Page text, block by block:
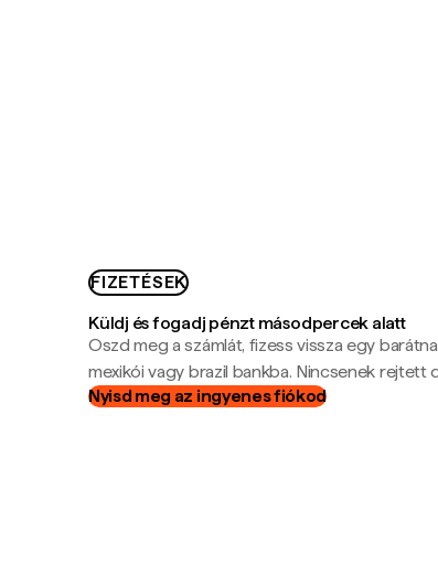
FIZETÉSEK
Küldj és fogadj pénzt másodpercek alatt
Oszd meg a számlát, fizess vissza egy
mexikói vagy brazil bankba. Nincsenek rejtett
Nyisd meg az ingyenes fiókod